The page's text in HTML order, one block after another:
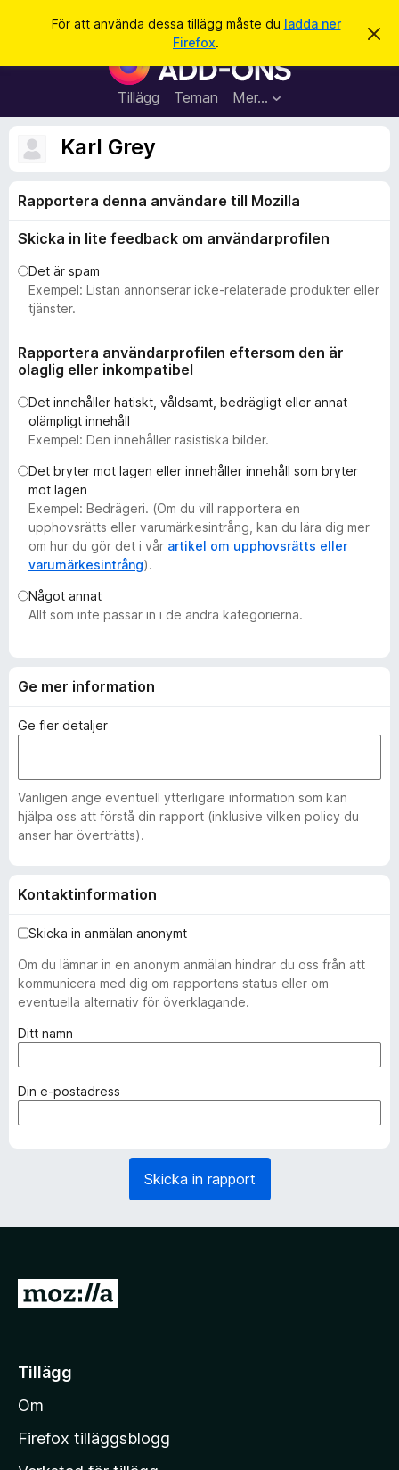
För att använda dessa tillägg måste du ladda ner
Firefox.
A
d
n
W
e
b
b
a
t
l
g
r
i
r
e
f
Tillägg Teman Mer…
Logga in
k
Karl Grey
Rapportera denna användare till Mozilla
Skicka in lite feedback om användarprofilen
Det är spam
Exempel: Listan annonserar icke-relaterade produkter eller
tjänster.
Rapportera användarprofilen eftersom den är
olaglig eller inkompatibel
Det innehåller hatiskt, våldsamt, bedrägligt eller annat
olämpligt innehåll
Exempel: Den innehåller rasistiska bilder.
Det bryter mot lagen eller innehåller innehåll som bryter
mot lagen
Exempel: Bedrägeri. (Om du vill rapportera en
upphovsrätts eller varumärkesintrång, kan du lära dig mer
om hur du gör det i vår artikel om upphovsrätts eller
varumärkesintrång).
Något annat
Allt som inte passar in i de andra kategorierna.
Ge mer information
Ge fler detaljer
Vänligen ange eventuell ytterligare information som kan
hjälpa oss att förstå din rapport (inklusive vilken policy du
anser har överträtts).
Kontaktinformation
Skicka in anmälan anonymt
Om du lämnar in en anonym anmälan hindrar du oss från att
kommunicera med dig om rapportens status eller om
eventuella alternativ för överklagande.
Ditt namn
r
ä
s
Din e-postadress
r
Skicka in rapport
G
i
l
M
Tillägg
Om
Firefox tilläggsblogg